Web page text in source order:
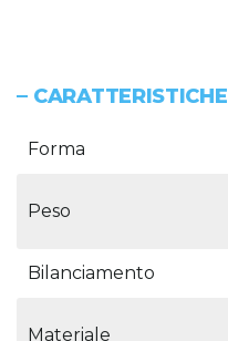
CARATTERISTICHE
Forma
Peso
Bilanciamento
Materiale